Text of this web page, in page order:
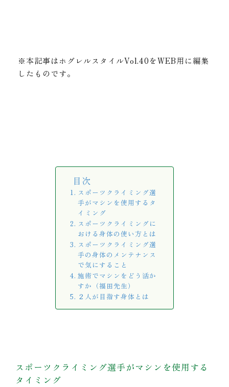
※本記事はホグレルスタイルVol.40をWEB用に編集
したものです。
目次
スポーツクライミング選
手がマシンを使用するタ
イミング
スポーツクライミングに
おける身体の使い方とは
スポーツクライミング選
手の身体のメンテナンス
で気にすること
施術でマシンをどう活か
すか（福田先生）
２人が目指す身体とは
スポーツクライミング選手がマシンを使用する
タイミング